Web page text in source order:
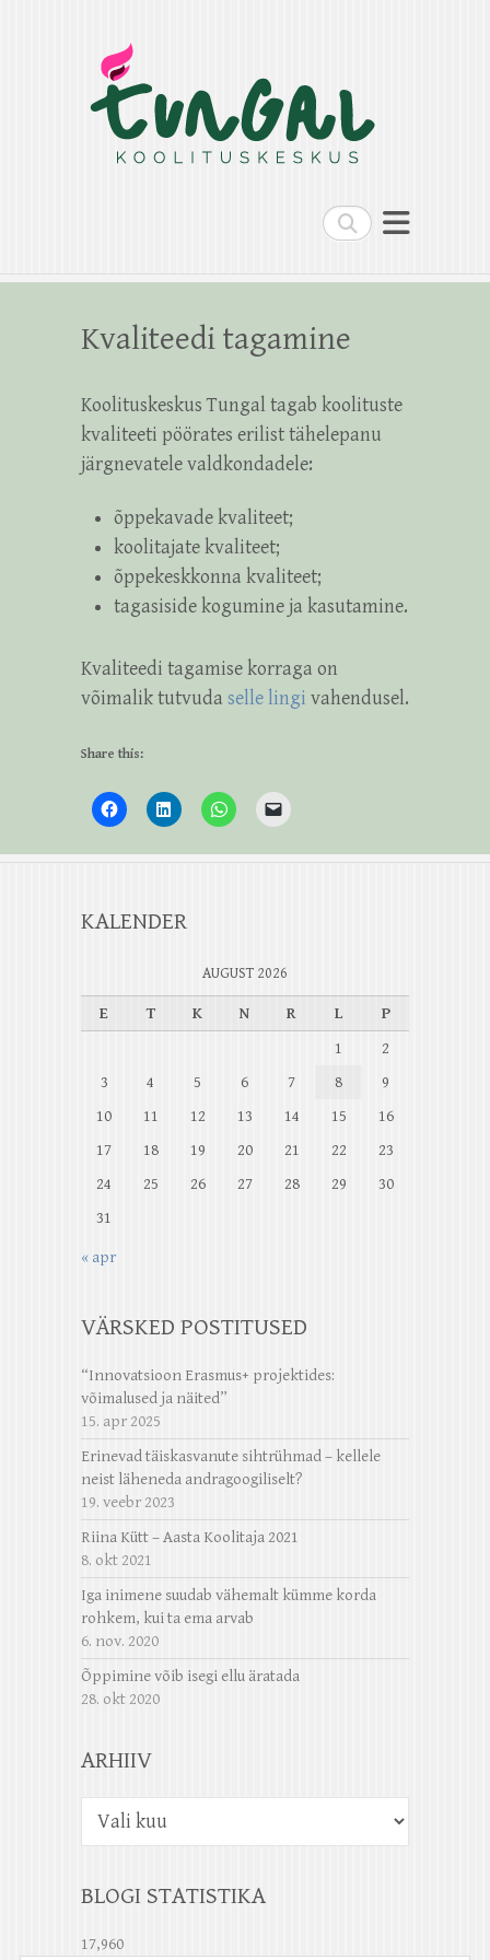
Search
Kvaliteedi tagamine
Koolituskeskus Tungal tagab koolituste
kvaliteeti pöörates erilist tähelepanu
järgnevatele valdkondadele:
õppekavade kvaliteet;
koolitajate kvaliteet;
õppekeskkonna kvaliteet;
tagasiside kogumine ja kasutamine.
Kvaliteedi tagamise korraga on
võimalik tutvuda selle lingi vahendusel.
Share this:
KALENDER
AUGUST 2026
E T K N R L
P
1
2
3
4 5 6 7 8
9
10
11 12 13 14 15
16
17
18 19 20 21 22
23
24
25 26 27 28 29
30
31
« apr
VÄRSKED POSTITUSED
“Innovatsioon Erasmus+ projektides:
võimalused ja näited”
15. apr 2025
Erinevad täiskasvanute sihtrühmad – kellele
neist läheneda andragoogiliselt?
19. veebr 2023
Riina Kütt – Aasta Koolitaja 2021
8. okt 2021
Iga inimene suudab vähemalt kümme korda
rohkem, kui ta ema arvab
6. nov. 2020
Õppimine võib isegi ellu äratada
28. okt 2020
ARHIIV
BLOGI STATISTIKA
17,960